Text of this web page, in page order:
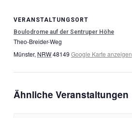
VERANSTALTUNGSORT
Boulodrome auf der Sentruper Höhe
Theo-Breider-Weg
Münster, NRW48149 Google Karte anzeigen
Ähnliche Veranstaltungen